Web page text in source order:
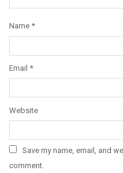
Name *
Email *
Website
Save my name, email, and
comment.